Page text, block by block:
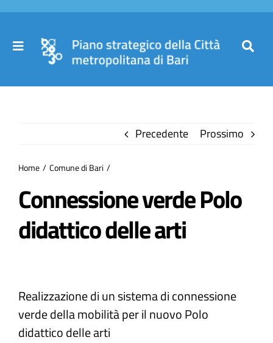
Salta
contenuto
Toggle
Partecipa
Atti e Docunenti
Precedente Prossimo
Home Comune di Bari
Connessione verde Polo
didattico delle arti
Realizzazione di un sistema di connessione
verde della mobilità per il nuovo Polo
didattico delle arti